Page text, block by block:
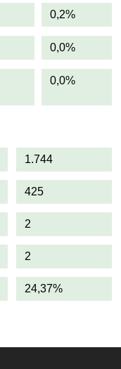
0,2%
0,0%
0,0%
1.744
425
2
2
24,37%